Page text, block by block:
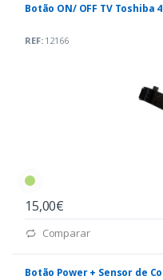
Botão ON/ OFF TV Toshiba
REF:12166
15,00€
Comparar
Botão Power + Sensor de